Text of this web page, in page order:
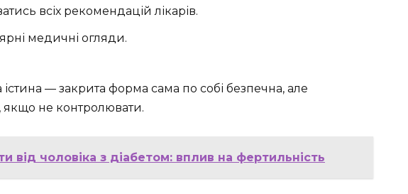
всіх рекомендацій лікарів.
медичні огляди.
— закрита форма сама по собі безпечна, але
якщо не контролювати.
від чоловіка з діабетом: вплив на фертильність